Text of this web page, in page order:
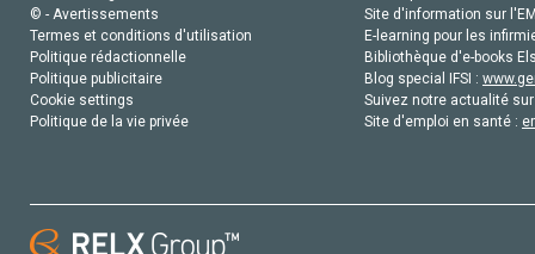
© - Avertissements
Termes et conditions d'utilisation
Politique rédactionnelle
Politique publicitaire
Cookie settings
Politique de la vie privée
Site d'information sur
E-learning pour les
Bibliothèque d'e-books
Blog special IFSI :
Suivez notre actualité
Site d'emploi en santé :